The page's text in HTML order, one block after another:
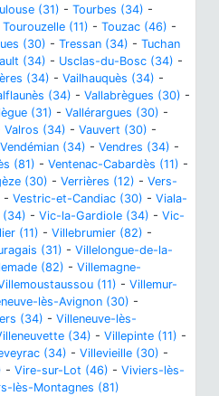
(31) - Tourbes (34) -
Tourouzelle (11) - Touzac (46) -
(30) - Tressan (34) - Tuchan
(34) - Usclas-du-Bosc (34) -
(34) - Vailhauquès (34) -
(34) - Vallabrègues (30) -
(31) - Vallérargues (30) -
Valros (34) - Vauvert (30) -
Vendémian (34) - Vendres (34) -
(81) - Ventenac-Cabardès (11) -
(30) - Verrières (12) - Vers-
- Vestric-et-Candiac (30) - Viala-
(34) - Vic-la-Gardiole (34) - Vic-
(11) - Villebrumier (82) -
(31) - Villelongue-de-la-
(82) - Villemagne-
(11) - Villemur-
lès-Avignon (30) -
(34) - Villeneuve-lès-
(34) - Villepinte (11) -
(34) - Villevieille (30) -
- Vire-sur-Lot (46) - Viviers-lès-
lès-Montagnes (81)